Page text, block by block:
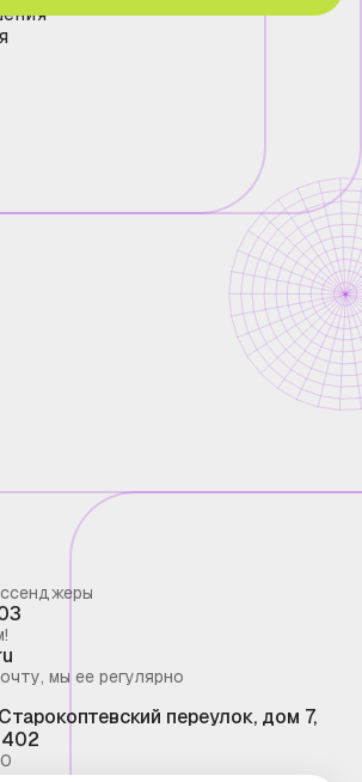
мы ее регулярно
переулок, дом 7,